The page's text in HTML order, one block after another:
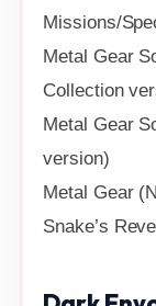
Missions/
Metal Gear
Collection
Metal Gear
version)
Metal Gear
Snake’s